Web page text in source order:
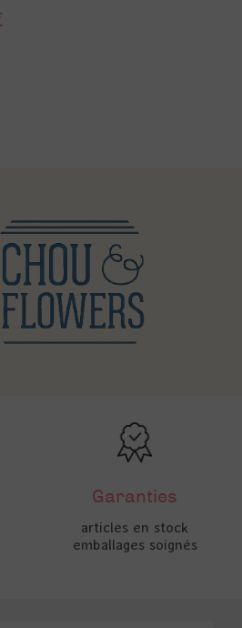
Garanties
articles en stock
emballages soignés